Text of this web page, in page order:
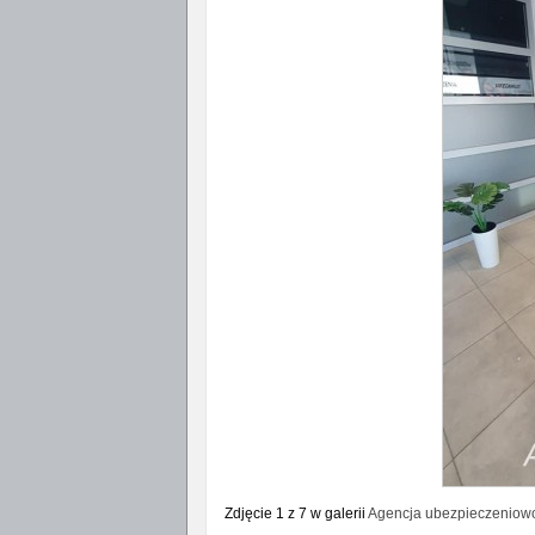
Zdjęcie 1 z 7 w galerii Agencja